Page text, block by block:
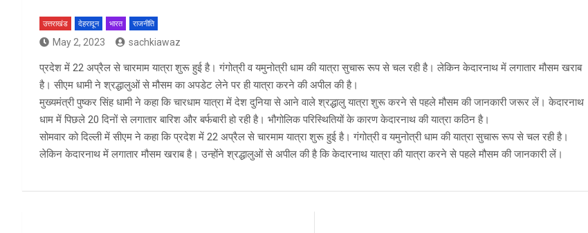
उत्तराखंड देहरादून भारत राजनीति
May 2, 2023 sachkiawaz
प्रदेश में 22 अप्रैल से चारमाम यात्रा शुरू हुई है। गंगोत्री व यमुनोत्री धाम की यात्रा सुचारू रूप से चल रही है। लेकिन केदारनाथ में लगातार मौसम खराब
है। सीएम धामी ने श्रद्धालुओं से मौसम का अपडेट लेने पर ही यात्रा करने की अपील की है।
मुख्यमंत्री पुष्कर सिंह धामी ने कहा कि चारधाम यात्रा में देश दुनिया से आने वाले श्रद्धालु यात्रा शुरू करने से पहले मौसम की जानकारी जरूर लें। केदारनाथ
धाम में पिछले 20 दिनों से लगातार बारिश और बर्फबारी हो रही है। भौगोलिक परिस्थितियों के कारण केदारनाथ की यात्रा कठिन है।
सोमवार को दिल्ली में सीएम ने कहा कि प्रदेश में 22 अप्रैल से चारमाम यात्रा शुरू हुई है। गंगोत्री व यमुनोत्री धाम की यात्रा सुचारू रूप से चल रही है।
लेकिन केदारनाथ में लगातार मौसम खराब है। उन्होंने श्रद्धालुओं से अपील की है कि केदारनाथ यात्रा की यात्रा करने से पहले मौसम की जानकारी लें।